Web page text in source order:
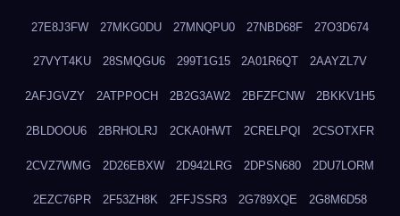
27E8J3FW 27MKG0DU 27MNQPU0 27NBD68F 27O3D674
27VYT4KU 28SMQGU6 299T1G15 2A01R6QT 2AAYZL7V
2AFJGVZY 2ATPPOCH 2B2G3AW2 2BFZFCNW 2BKKV1H5
2BLDOOU6 2BRHOLRJ 2CKA0HWT 2CRELPQI 2CSOTXFR
2CVZ7WMG 2D26EBXW 2D942LRG 2DPSN680 2DU7LORM
2EZC76PR 2F53ZH8K 2FFJSSR3 2G789XQE 2G8M6D58